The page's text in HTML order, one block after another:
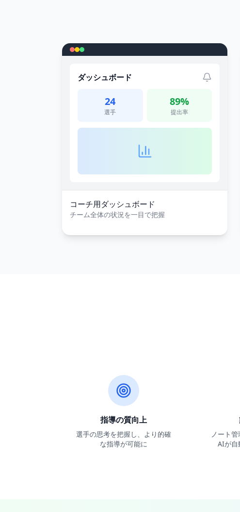
ダッシュボード
24
選手
89%
提出率
コーチ用ダッシュボード
チーム全体の状況を一目で把握
指導の質向上
選手の思考を把握し、より的確
な指導が可能に
ノート管
AIが自